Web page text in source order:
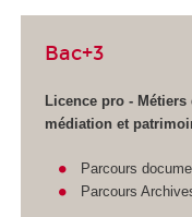
Bac+3
Licence pro -
médiation et
Parcours
Parcours